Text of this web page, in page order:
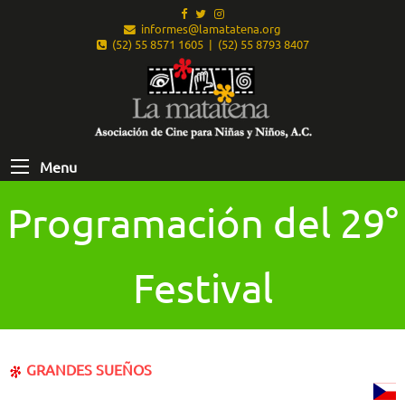
informes@lamatatena.org
(52) 55 8571 1605 | (52) 55 8793 8407
Menu
Programación del 29°
Festival
GRANDES SUEÑOS